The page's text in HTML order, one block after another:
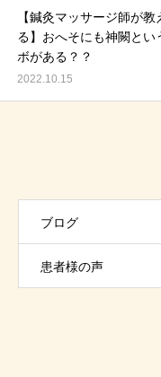
【鍼灸マッサージ師が教
る】おへそにも神闕とい
ボがある？？
2022.10.15
ブログ
患者様の声